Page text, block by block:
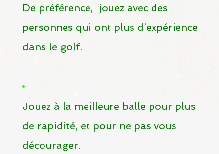
De préférence, jouez avec des
personnes qui ont plus d’expérience
dans le golf.
Jouez à la meilleure balle pour plus
de rapidité, et pour ne pas vous
décourager.